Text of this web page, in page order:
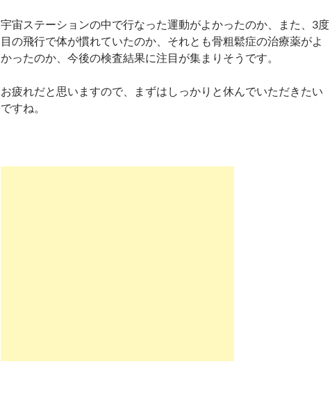
宇宙ステーションの中で行なった運動がよかったのか、また、3度
目の飛行で体が慣れていたのか、それとも骨粗鬆症の治療薬がよ
かったのか、今後の検査結果に注目が集まりそうです。
お疲れだと思いますので、まずはしっかりと休んでいただきたい
ですね。